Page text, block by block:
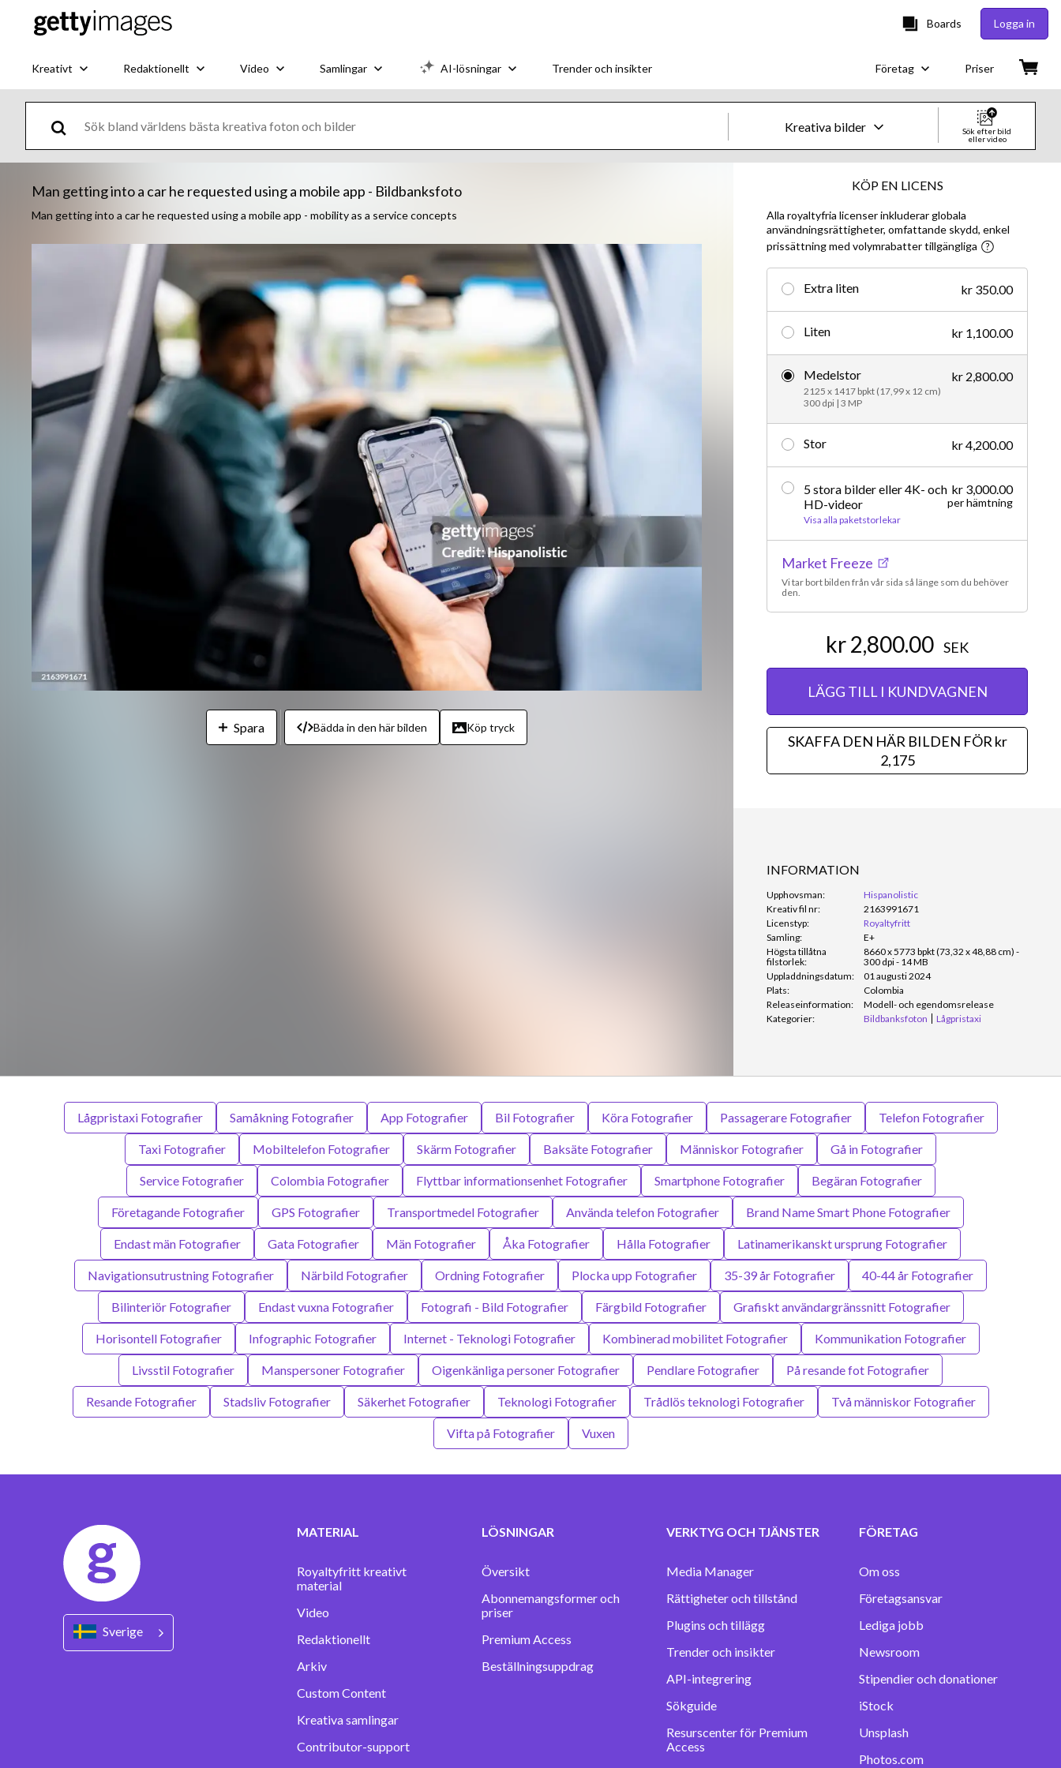
Boards Logga in
Kreativt Redaktionellt Video Samlingar AI-lösningar Trender och insikter Företag Priser
Kreativa bilder
Kreativa bilder och videor
Bilder
Kreativt
Redaktionellt
Sök efter bild
eller video
Man getting into a car he requested using a mobile app - Bildbanksfoto
Man getting into a car he requested using a mobile app - mobility as a service concepts
Spara Bädda in den här bilden Köp tryck
KÖP EN LICENS
Alla royaltyfria licenser inkluderar globala
användningsrättigheter, omfattande skydd, enkel
prissättning med volymrabatter tillgängliga
Extra liten kr 350.00
Liten kr 1,100.00
Medelstor
2125 x 1417 bpkt (17,99 x 12 cm)
300 dpi | 3 MP
kr 2,800.00
Stor kr 4,200.00
5 stora bilder eller 4K- och
HD-videor
Visa alla paketstorlekar
kr 3,000.00
per hämtning
Market Freeze
Vi tar bort bilden från vår sida så länge som du behöver
den.
kr 2,800.00 SEK
LÄGG TILL I KUNDVAGNEN
SKAFFA DEN HÄR BILDEN FÖR kr
2,175
INFORMATION
Upphovsman:
Hispanolistic
Kreativ fil nr:
2163991671
Licenstyp:
Royaltyfritt
Samling:
E+
Högsta tillåtna
filstorlek:
8660 x 5773 bpkt (73,32 x 48,88 cm) -
300 dpi - 14 MB
Uppladdningsdatum:
01 augusti 2024
Plats:
Colombia
Releaseinformation:
Modell- och egendomsrelease
Kategorier:
Bildbanksfoton Lågpristaxi
Lågpristaxi Fotografier Samåkning Fotografier App Fotografier Bil Fotografier Köra Fotografier Passagerare Fotografier Telefon Fotografier
Taxi Fotografier Mobiltelefon Fotografier Skärm Fotografier Baksäte Fotografier Människor Fotografier Gå in Fotografier
Service Fotografier Colombia Fotografier Flyttbar informationsenhet Fotografier Smartphone Fotografier Begäran Fotografier
Företagande Fotografier GPS Fotografier Transportmedel Fotografier Använda telefon Fotografier Brand Name Smart Phone Fotografier
Endast män Fotografier Gata Fotografier Män Fotografier Åka Fotografier Hålla Fotografier Latinamerikanskt ursprung Fotografier
Navigationsutrustning Fotografier Närbild Fotografier Ordning Fotografier Plocka upp Fotografier 35-39 år Fotografier 40-44 år Fotografier
Bilinteriör Fotografier Endast vuxna Fotografier Fotografi - Bild Fotografier Färgbild Fotografier Grafiskt användargränssnitt Fotografier
Horisontell Fotografier Infographic Fotografier Internet - Teknologi Fotografier Kombinerad mobilitet Fotografier Kommunikation Fotografier
Livsstil Fotografier Manspersoner Fotografier Oigenkänliga personer Fotografier Pendlare Fotografier På resande fot Fotografier
Resande Fotografier Stadsliv Fotografier Säkerhet Fotografier Teknologi Fotografier Trådlös teknologi Fotografier Två människor Fotografier
Vifta på Fotografier Vuxen
Sverige
MATERIAL
Royaltyfritt kreativt
material
Video
Redaktionellt
Arkiv
Custom Content
Kreativa samlingar
Contributor-support
LÖSNINGAR
Översikt
Abonnemangsformer och
priser
Premium Access
Beställningsuppdrag
VERKTYG OCH TJÄNSTER
Media Manager
Rättigheter och tillstånd
Trender och insikter
API-integrering
Sökguide
Resurscenter för Premium
Access
FÖRETAG
Om oss
Företagsansvar
Lediga jobb
Newsroom
Stipendier och donationer
iStock
Unsplash
Photos.com